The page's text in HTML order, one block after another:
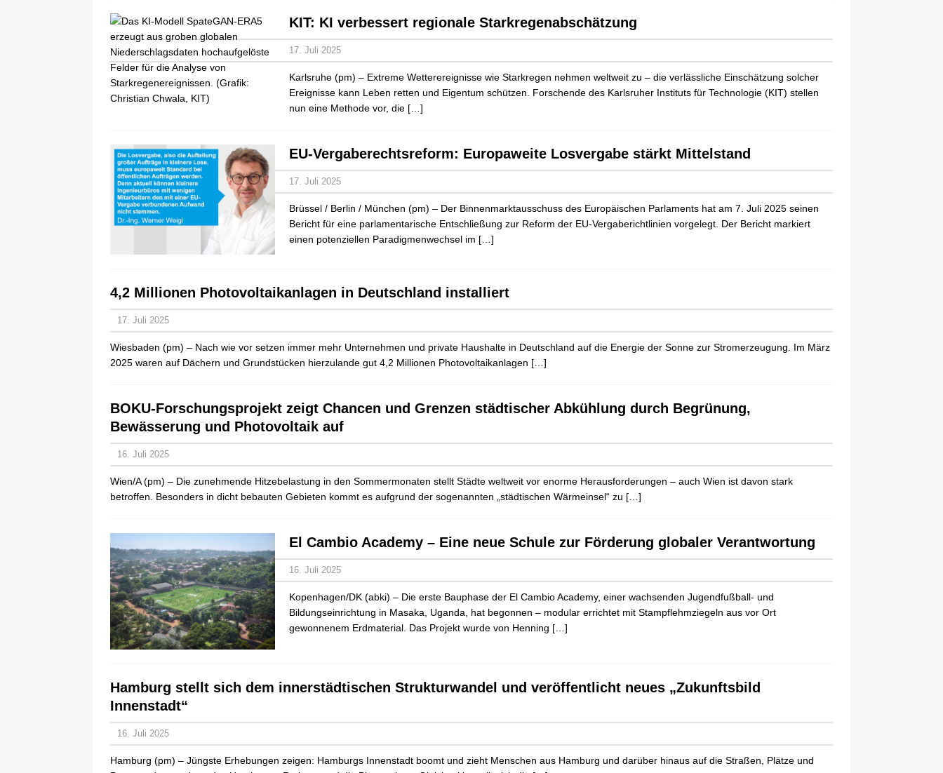
KIT: KI verbessert regionale Starkregenabschätzung
17. Juli 2025
Karlsruhe (pm) – Extreme Wetterereignisse wie Starkregen nehmen weltweit zu – die verlässliche Einschätzung solcher
Ereignisse kann Leben retten und Eigentum schützen. Forschende des Karlsruher Instituts für Technologie (KIT) stellen
nun eine Methode vor, die […]
EU-Vergaberechtsreform: Europaweite Losvergabe stärkt Mittelstand
17. Juli 2025
Brüssel / Berlin / München (pm) – Der Binnenmarktausschuss des Europäischen Parlaments hat am 7. Juli 2025 seinen
Bericht für eine parlamentarische Entschließung zur Reform der EU-Vergaberichtlinien vorgelegt. Der Bericht markiert
einen potenziellen Paradigmenwechsel im […]
4,2 Millionen Photovoltaikanlagen in Deutschland installiert
17. Juli 2025
Wiesbaden (pm) – Nach wie vor setzen immer mehr Unternehmen und private Haushalte in Deutschland auf die Energie der Sonne zur Stromerzeugung. Im März
2025 waren auf Dächern und Grundstücken hierzulande gut 4,2 Millionen Photovoltaikanlagen […]
BOKU-Forschungsprojekt zeigt Chancen und Grenzen städtischer Abkühlung durch Begrünung,
Bewässerung und Photovoltaik auf
16. Juli 2025
Wien/A (pm) – Die zunehmende Hitzebelastung in den Sommermonaten stellt Städte weltweit vor enorme Herausforderungen – auch Wien ist davon stark
betroffen. Besonders in dicht bebauten Gebieten kommt es aufgrund der sogenannten „städtischen Wärmeinsel“ zu […]
El Cambio Academy – Eine neue Schule zur Förderung globaler Verantwortung
16. Juli 2025
Kopenhagen/DK (abki) – Die erste Bauphase der El Cambio Academy, einer wachsenden Jugendfußball- und
Bildungseinrichtung in Masaka, Uganda, hat begonnen – modular errichtet mit Stampflehmziegeln aus vor Ort
gewonnenem Erdmaterial. Das Projekt wurde von Henning […]
Hamburg stellt sich dem innerstädtischen Strukturwandel und veröffentlicht neues „Zukunftsbild
Innenstadt“
16. Juli 2025
Hamburg (pm) – Jüngste Erhebungen zeigen: Hamburgs Innenstadt boomt und zieht Menschen aus Hamburg und darüber hinaus auf die Straßen, Plätze und